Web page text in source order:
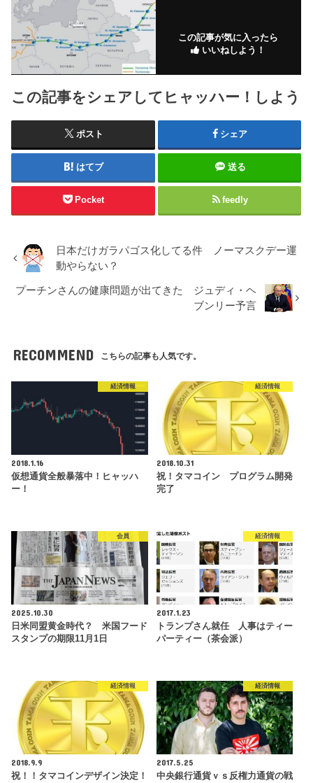
この記事が気に入ったら
いいねしよう！
この記事をシェアしてヒャッハー！しよう
ポスト シェア
はてブ 送る
Pocket feedly
日本だけガラパゴス化してる件 ノーマスクデー運
動やらない？
プーチンさんの健康問題が出てきた ジュディ・ヘ
ブンリー予言
RECOMMEND こちらの記事も人気です。
経済情報
2018.1.16
仮想通貨全般暴落中！ヒャッハ
ー！
経済情報
2018.10.31
祝！タマコイン プログラム開発
完了
会員
2025.10.30
日米同盟黄金時代？ 米国フード
スタンプの期限11月1日
経済情報
2017.1.23
トランプさん就任 人事はティー
パーティー（茶会派）
経済情報
2018.9.9
祝！！タマコインデザイン決定！
経済情報
2017.5.25
中央銀行通貨ｖｓ反権力通貨の戦